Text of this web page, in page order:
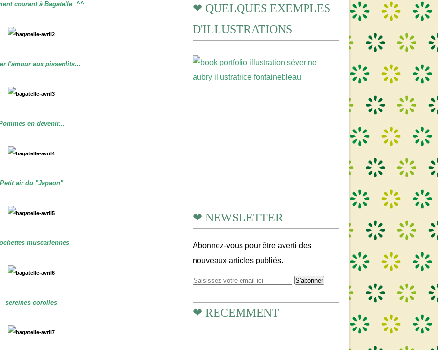
courant à Bagatelle ^^
l'amour aux pissenlits...
en devenir...
Petit air du "Japaon"
muscariennes
sereines corolles
❤ QUELQUES EXEMPLES
D'ILLUSTRATIONS
❤ NEWSLETTER
Abonnez-vous pour être averti des
nouveaux articles publiés.
❤ RECEMMENT